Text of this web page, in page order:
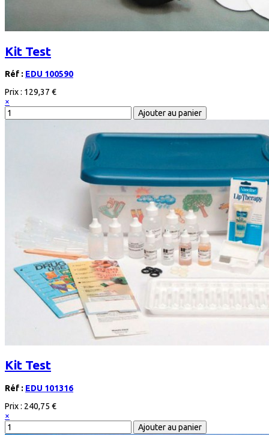
Kit Test
Réf : EDU 100590
Prix : 129,37 €
×
Kit Test
Réf : EDU 101316
Prix : 240,75 €
×